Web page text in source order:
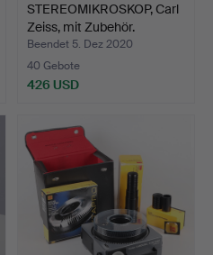
STEREOMIKROSKOP, Carl
Zeiss, mit Zubehör.
Beendet 5. Dez 2020
40 Gebote
426 USD